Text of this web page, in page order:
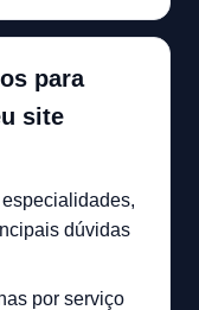
para
site
dúvidas
por serviço